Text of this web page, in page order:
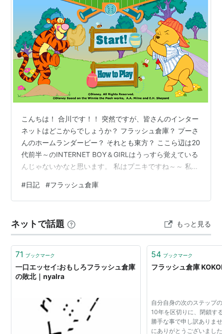
こんちは！ 合川です！！ 突然ですが、皆さんのインター
ネットはどこからでしょうか？ フラッシュ倉庫？ プーさ
んのホームランダービー？ それとも東方？ ここら辺は20
代前半～のINTERNET BOY＆GIRLはうっすら覚えている
んじゃないかなと思います。 私はプニキですね～～ 私は
のホームランダービーとミニーのクッキングパーティー
を狂ったようにやっていました。 あとスティッチのスラ
どしかなかったと思います。 懐かしっ！ これらのフラッ
シュゲームは終了したらしいのですが、プーさんのホー
ムランダービ…
#日記 #フラッシュ倉庫
ネットで話題 もっと見る
71 ブックマーク
一口エッセイ:おもしろフラッシュ倉庫
の敗北｜nyalra
54 ブックマーク
フラッシュ倉庫
自分自身の次のステップ
10年を区切りに、閉鎖す
勝手な事で申し訳ありま
にありがとうございまし